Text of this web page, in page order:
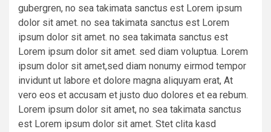
gubergren, no sea takimata sanctus est Lorem ipsum
dolor sit amet. no sea takimata sanctus est Lorem
ipsum dolor sit amet. no sea takimata sanctus est
Lorem ipsum dolor sit amet. sed diam voluptua. Lorem
ipsum dolor sit amet,sed diam nonumy eirmod tempor
invidunt ut labore et dolore magna aliquyam erat, At
vero eos et accusam et justo duo dolores et ea rebum.
Lorem ipsum dolor sit amet, no sea takimata sanctus
est Lorem ipsum dolor sit amet. Stet clita kasd